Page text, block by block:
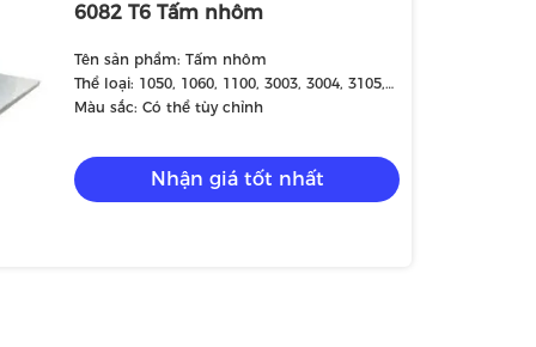
6082 T6 Tấm nhôm
Tên sản phẩm: Tấm nhôm
Thể loại: 1050, 1060, 1100, 3003, 3004, 3105,
5052, 5005, 5083, 6061, 6063, 7075, v.v.
Màu sắc: Có thể tùy chỉnh
Nhận giá tốt nhất